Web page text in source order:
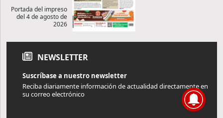
Portada del impreso
del 4 de agosto de
2026
NEWSLETTER
Suscríbase a nuestro newsletter
Reciba diariamente información de actualidad directamente en
su correo electrónico